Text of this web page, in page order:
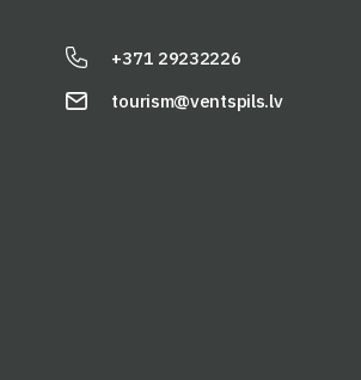
+371 29232226
tourism@ventspils.lv